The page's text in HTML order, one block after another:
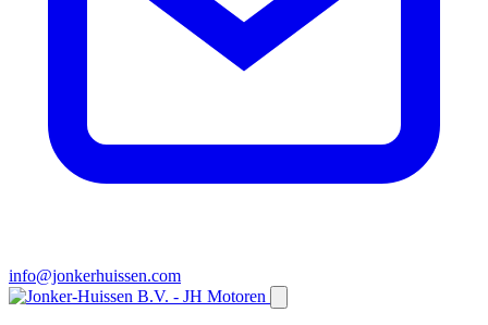
info@jonkerhuissen.com